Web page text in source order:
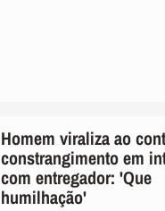
Homem viraliza ao
constrangimento em
com entregador: 'Que
humilhação'